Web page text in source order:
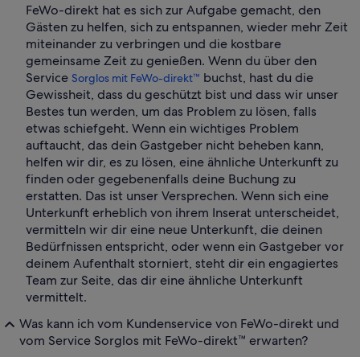
FeWo-direkt hat es sich zur Aufgabe gemacht, den
Gästen zu helfen, sich zu entspannen, wieder mehr Zeit
miteinander zu verbringen und die kostbare
gemeinsame Zeit zu genießen. Wenn du über den
Service Sorglos mit FeWo-direkt™ buchst, hast du die
Gewissheit, dass du geschützt bist und dass wir unser
Bestes tun werden, um das Problem zu lösen, falls
etwas schiefgeht. Wenn ein wichtiges Problem
auftaucht, das dein Gastgeber nicht beheben kann,
helfen wir dir, es zu lösen, eine ähnliche Unterkunft zu
finden oder gegebenenfalls deine Buchung zu
erstatten. Das ist unser Versprechen. Wenn sich eine
Unterkunft erheblich von ihrem Inserat unterscheidet,
vermitteln wir dir eine neue Unterkunft, die deinen
Bedürfnissen entspricht, oder wenn ein Gastgeber vor
deinem Aufenthalt storniert, steht dir ein engagiertes
Team zur Seite, das dir eine ähnliche Unterkunft
vermittelt.
Was kann ich vom Kundenservice von FeWo-direkt und
vom Service Sorglos mit FeWo-direkt™ erwarten?